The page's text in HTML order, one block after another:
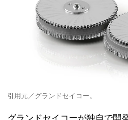
引用元／グランドセイコー。